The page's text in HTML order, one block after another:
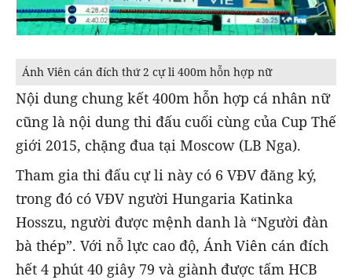
Ánh Viên cán đích thứ 2 cự li 400m hỗn hợp nữ
Nội dung chung kết 400m hỗn hợp cá nhân nữ
cũng là nội dung thi đấu cuối cùng của Cup Thế
giới 2015, chặng đua tại Moscow (LB Nga).
Tham gia thi đấu cự li này có 6 VĐV đăng ký,
trong đó có VĐV người Hungaria Katinka
Hosszu, người được mệnh danh là “Người đàn
bà thép”. Với nỗ lực cao độ, Ánh Viên cán đích
hết 4 phút 40 giây 79 và giành được tấm HCB